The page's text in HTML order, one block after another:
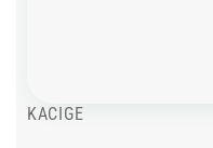
KACIGE